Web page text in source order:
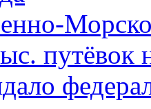
путёвок